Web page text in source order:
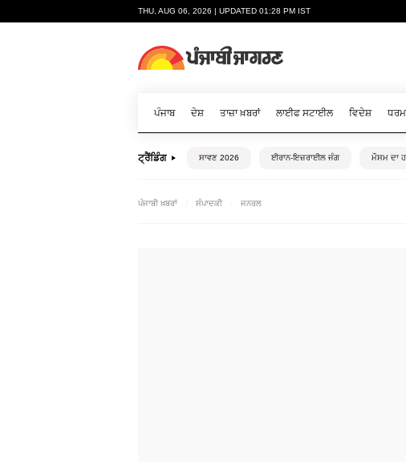
THU, AUG 06, 2026 | UPDATED 01:28 PM IST
ਪੰਜਾਬ ਦੇਸ਼ ਤਾਜ਼ਾ ਖ਼ਬਰਾਂ ਲਾਈਫ ਸਟਾਈਲ ਵਿਦੇਸ਼ ਧਰਮ
ਟ੍ਰੈਂਡਿੰਗ ਸਾਵਣ 2026 ਈਰਾਨ-ਇਜ਼ਰਾਈਲ ਜੰਗ ਮੌਸਮ ਦਾ
ਪੰਜਾਬੀ ਖ਼ਬਰਾਂ ਸੰਪਾਦਕੀ ਜਨਰਲ